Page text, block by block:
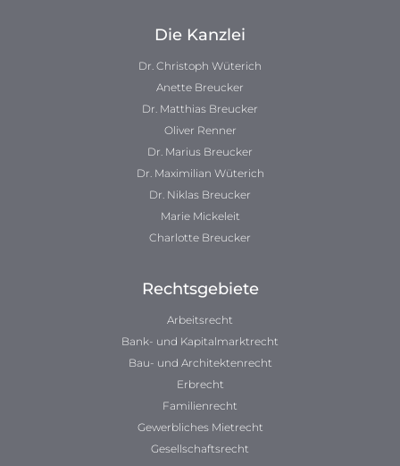
Die Kanzlei
Dr. Christoph Wüterich
Anette Breucker
Dr. Matthias Breucker
Oliver Renner
Dr. Marius Breucker
Dr. Maximilian Wüterich
Dr. Niklas Breucker
Marie Mickeleit
Charlotte Breucker
Rechtsgebiete
Arbeitsrecht
Bank- und Kapitalmarktrecht
Bau- und Architektenrecht
Erbrecht
Familienrecht
Gewerbliches Mietrecht
Gesellschaftsrecht